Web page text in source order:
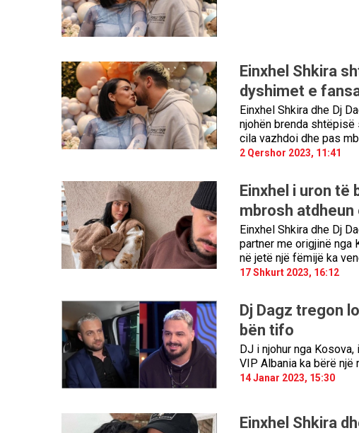
Einxhel Shkira
dyshimet e
Einxhel Shkira dhe Dj
njohën brenda shtëpisë
cila vazhdoi dhe pas
2 Qershor 2023, 11:41
Einxhel i uron të
mbrosh
Einxhel Shkira dhe Dj
partner me origjinë nga
në jetë një fëmijë ka
17 Shkurt 2023, 16:12
Dj Dagz tregon
bën tifo
DJ i njohur nga
VIP Albania ka bërë
14 Janar 2023, 15:30
Einxhel Shkira